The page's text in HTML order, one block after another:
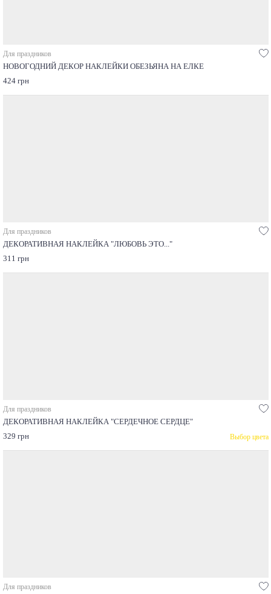
Для праздников
НОВОГОДНИЙ ДЕКОР НАКЛЕЙКИ ОБЕЗЬЯНА НА ЕЛКЕ
424 грн
Для праздников
ДЕКОРАТИВНАЯ НАКЛЕЙКА "ЛЮБОВЬ ЭТО..."
311 грн
Для праздников
ДЕКОРАТИВНАЯ НАКЛЕЙКА "СЕРДЕЧНОЕ СЕРДЦЕ"
329 грн
Выбор цвета
Для праздников